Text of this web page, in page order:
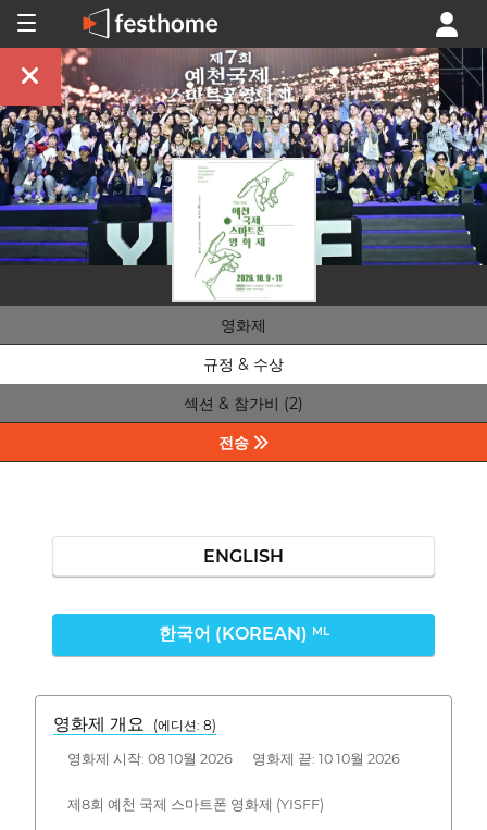
영화제
규정 & 수상
섹션 & 참가비 (2)
전송
ENGLISH
한국어 (KOREAN) ML
영화제 개요 (에디션: 8)
영화제 시작: 08 10월 2026 영화제 끝: 10 10월 2026
제8회 예천 국제 스마트폰 영화제 (YISFF)